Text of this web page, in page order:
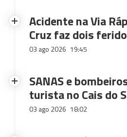
Acidente na Via
Cruz faz dois
03 ago 2026 19:45
SANAS e
turista no Cais do
03 ago 2026 18:02